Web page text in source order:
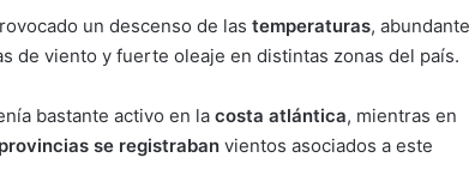
un descenso de las temperaturas, abundante
de viento y fuerte oleaje en distintas zonas del país.
bastante activo en la costa atlántica, mientras en
provincias se registraban vientos asociados a este